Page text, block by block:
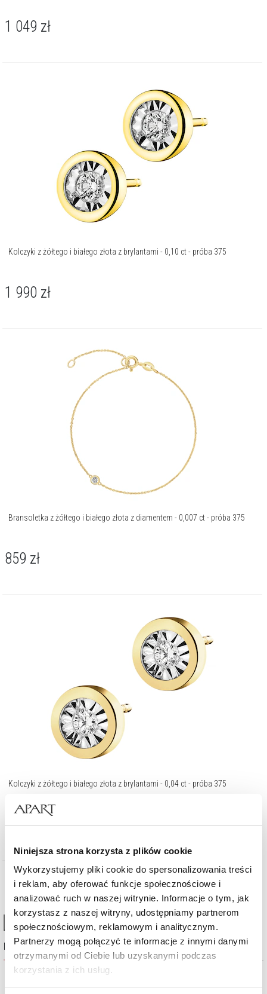
Niniejsza strona korzysta z plików cookie
Wykorzystujemy pliki cookie do spersonalizowania treści
i reklam, aby oferować funkcje społecznościowe i
analizować ruch w naszej witrynie. Informacje o tym, jak
korzystasz z naszej witryny, udostępniamy partnerom
społecznościowym, reklamowym i analitycznym.
Partnerzy mogą połączyć te informacje z innymi danymi
otrzymanymi od Ciebie lub uzyskanymi podczas
korzystania z ich usług.
1 049 zł
Kolczyki z żółtego i białego złota z brylantami - 0,10 ct - próba 375
1 990 zł
Bransoletka z żółtego i białego złota z diamentem - 0,007 ct - próba 375
859 zł
Kolczyki z żółtego i białego złota z brylantami - 0,04 ct - próba 375
1 259 zł
WIĘCEJ
High-contrast mode
Najczęściej wybierane
%